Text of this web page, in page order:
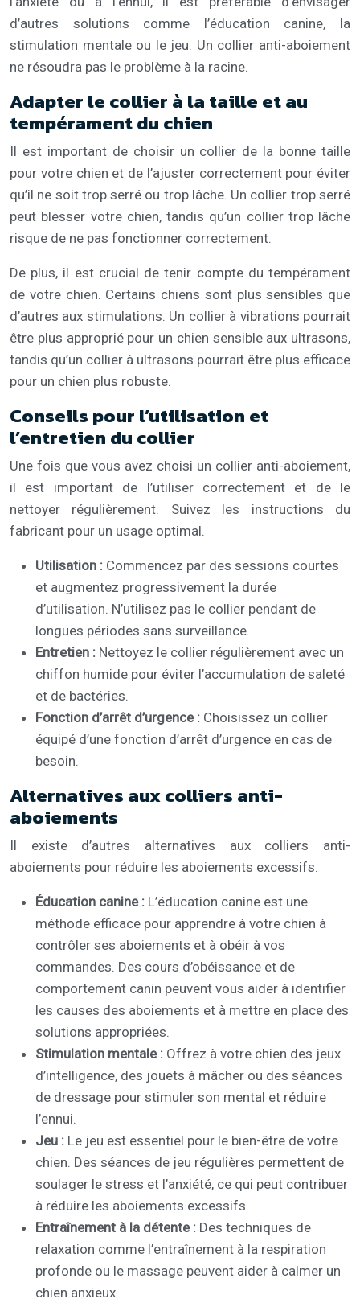
d’autres solutions comme l’éducation canine, la
stimulation mentale ou le jeu. Un collier anti-aboiement
ne résoudra pas le problème à la racine.
Adapter le collier à la taille et au
tempérament du chien
Il est important de choisir un collier de la bonne taille
pour votre chien et de l’ajuster correctement pour éviter
qu’il ne soit trop serré ou trop lâche. Un collier trop serré
peut blesser votre chien, tandis qu’un collier trop lâche
risque de ne pas fonctionner correctement.
De plus, il est crucial de tenir compte du tempérament
de votre chien. Certains chiens sont plus sensibles que
d’autres aux stimulations. Un collier à vibrations pourrait
être plus approprié pour un chien sensible aux ultrasons,
tandis qu’un collier à ultrasons pourrait être plus efficace
pour un chien plus robuste.
Conseils pour l’utilisation et
l’entretien du collier
Une fois que vous avez choisi un collier anti-aboiement,
il est important de l’utiliser correctement et de le
nettoyer régulièrement. Suivez les instructions du
fabricant pour un usage optimal.
Utilisation : Commencez par des sessions courtes
et augmentez progressivement la durée
d’utilisation. N’utilisez pas le collier pendant de
longues périodes sans surveillance.
Entretien : Nettoyez le collier régulièrement avec un
chiffon humide pour éviter l’accumulation de saleté
et de bactéries.
Fonction d’arrêt d’urgence : Choisissez un collier
équipé d’une fonction d’arrêt d’urgence en cas de
besoin.
Alternatives aux colliers anti-
aboiements
Il existe d’autres alternatives aux colliers anti-
aboiements pour réduire les aboiements excessifs.
Éducation canine : L’éducation canine est une
méthode efficace pour apprendre à votre chien à
contrôler ses aboiements et à obéir à vos
commandes. Des cours d’obéissance et de
comportement canin peuvent vous aider à identifier
les causes des aboiements et à mettre en place des
solutions appropriées.
Stimulation mentale : Offrez à votre chien des jeux
d’intelligence, des jouets à mâcher ou des séances
de dressage pour stimuler son mental et réduire
l’ennui.
Jeu : Le jeu est essentiel pour le bien-être de votre
chien. Des séances de jeu régulières permettent de
soulager le stress et l’anxiété, ce qui peut contribuer
à réduire les aboiements excessifs.
Entraînement à la détente : Des techniques de
relaxation comme l’entraînement à la respiration
profonde ou le massage peuvent aider à calmer un
chien anxieux.